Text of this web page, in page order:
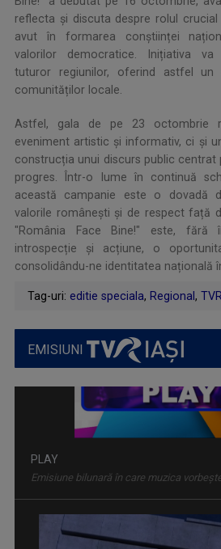
reflecta și discuta despre rolul
avut în formarea conștiinței
valorilor democratice. Inițiativa va
tuturor regiunilor, oferind astfel un
comunităților locale.
Astfel, gala de pe 23 octombrie
eveniment artistic și informativ, ci și
construcția unui discurs public centrat
progres. Într-o lume în continuă
această campanie este o dovadă
valorile românești și de respect față
"România Face Bine!" este, fără
introspecție și acțiune, o
consolidându-ne identitatea națională
Tag-uri: editie speciala, Regional,
EMISIUNI